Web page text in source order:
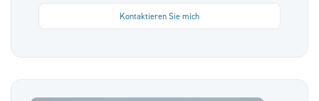
Kontaktieren Sie mich